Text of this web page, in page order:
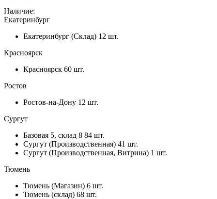
Наличие:
Екатеринбург
Екатеринбург (Склад) 12 шт.
Красноярск
Красноярск 60 шт.
Ростов
Ростов-на-Дону 12 шт.
Сургут
Базовая 5, склад 8 84 шт.
Сургут (Производственная) 41 шт.
Сургут (Производственная, Витрина) 1 шт.
Тюмень
Тюмень (Магазин) 6 шт.
Тюмень (склад) 68 шт.